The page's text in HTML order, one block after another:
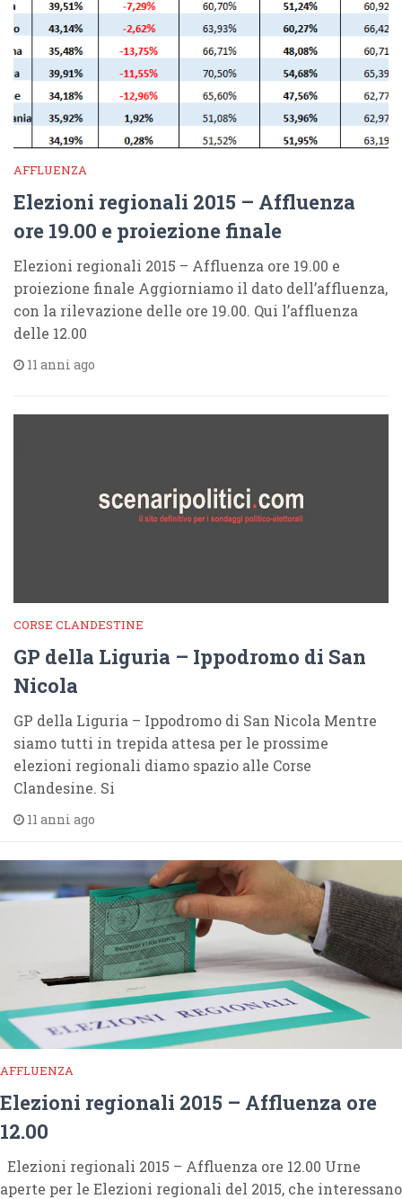
AFFLUENZA
Elezioni regionali 2015 – Affluenza
ore 19.00 e proiezione finale
Elezioni regionali 2015 – Affluenza ore 19.00 e
proiezione finale Aggiorniamo il dato dell’affluenza,
con la rilevazione delle ore 19.00. Qui l’affluenza
delle 12.00
11 anni ago
CORSE CLANDESTINE
GP della Liguria – Ippodromo di San
Nicola
GP della Liguria – Ippodromo di San Nicola Mentre
siamo tutti in trepida attesa per le prossime
elezioni regionali diamo spazio alle Corse
Clandesine. Si
11 anni ago
AFFLUENZA
Elezioni regionali 2015 – Affluenza ore
12.00
Elezioni regionali 2015 – Affluenza ore 12.00 Urne
aperte per le Elezioni regionali del 2015, che interessano